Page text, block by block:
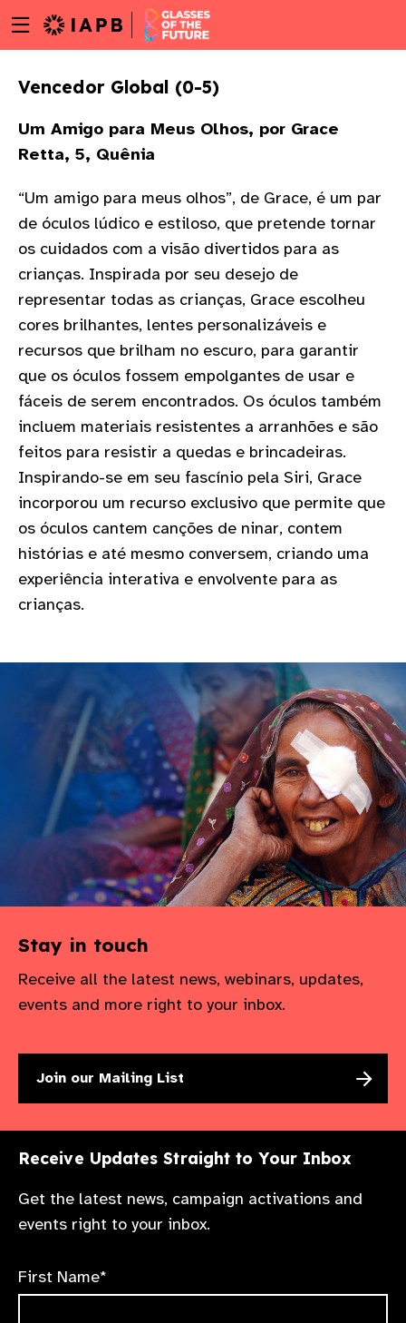
to
content
Menu
toggle
Vencedor Global (0-5)
Um Amigo para Meus Olhos, por Grace
Retta, 5, Quênia
“Um amigo para meus olhos”, de Grace, é um par
de óculos lúdico e estiloso, que pretende tornar
os cuidados com a visão divertidos para as
crianças. Inspirada por seu desejo de
representar todas as crianças, Grace escolheu
cores brilhantes, lentes personalizáveis e
recursos que brilham no escuro, para garantir
que os óculos fossem empolgantes de usar e
fáceis de serem encontrados. Os óculos também
incluem materiais resistentes a arranhões e são
feitos para resistir a quedas e brincadeiras.
Inspirando-se em seu fascínio pela Siri, Grace
incorporou um recurso exclusivo que permite que
os óculos cantem canções de ninar, contem
histórias e até mesmo conversem, criando uma
experiência interativa e envolvente para as
crianças.
Stay in touch
Receive all the latest news, webinars, updates,
events and more right to your inbox.
Join our Mailing List
Receive Updates Straight to Your Inbox
Get the latest news, campaign activations and
events right to your inbox.
First Name*